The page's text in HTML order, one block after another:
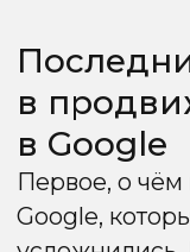
13 марта Google
обновление
Цель — улучшить
за счёт точной
и экспертности
с формальным или
содержанием
а ресурсы с